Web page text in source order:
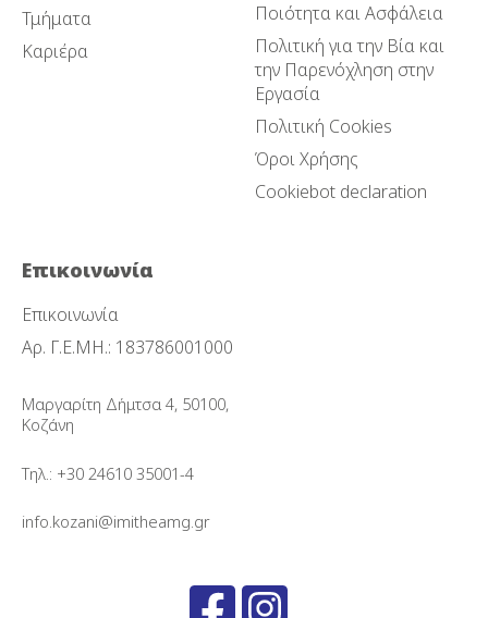
Τμήματα
Καριέρα
Ποιότητα και Ασφάλεια
Πολιτική για την Βία και
την Παρενόχληση στην
Εργασία
Πολιτική Cookies
Όροι Χρήσης
Cookiebot declaration
Επικοινωνία
Επικοινωνία
Αρ. Γ.Ε.ΜΗ.: 183786001000
Μαργαρίτη Δήμτσα 4, 50100,
Κοζάνη
Τηλ.: +30 24610 35001-4
info.kozani@imitheamg.gr